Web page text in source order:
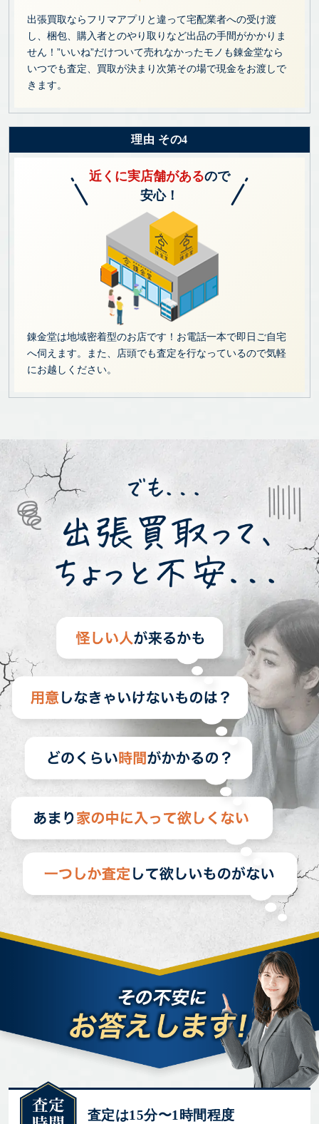
出張買取ならフリマアプリと違って宅配業者への受け渡
し、梱包、購入者とのやり取りなど出品の手間がかかりま
せん！”いいね”だけついて売れなかったモノも錬金堂なら
いつでも査定、買取が決まり次第その場で現金をお渡しで
きます。
理由 その4
近くに実店舗があるので
安心！
錬金堂は地域密着型のお店です！お電話一本で即日ご自宅
へ伺えます。また、店頭でも査定を行なっているので気軽
にお越しください。
査定は15分〜1時間程度